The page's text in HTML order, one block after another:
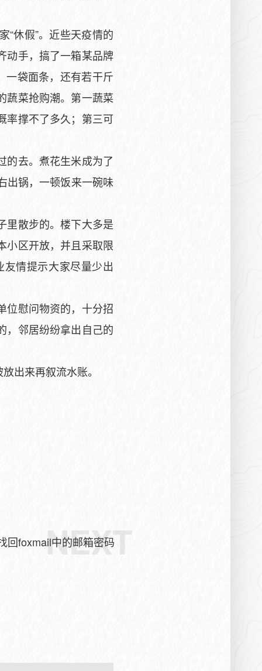
休假”。近些天疫情的
动手，搞了一箱某品牌
一袋面条，还有若干斤
蔬菜抢购潮。第一蔬菜
率撑不了多久；第三可
去。煮花生米成为了
出锅，一顿饭来一碗味
散步的。楼下大多是
小区开放，并且采取限
情提示大家尽量少出
慰问物资的，十分招
，邻居纷纷拿出自己的
出来再叙流水账。
NEXT
回foxmail中的邮箱密码